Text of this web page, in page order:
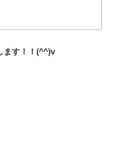
ます！！(^^)v